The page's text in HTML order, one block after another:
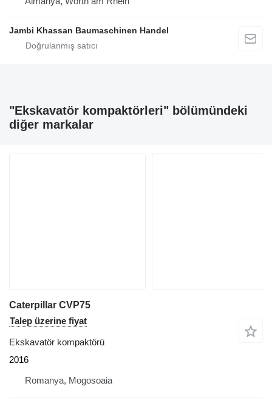
Jambi Khassan Baumaschinen Handel
"Ekskavatör kompaktörleri" bölümündeki
diğer markalar
Caterpillar CVP75
Talep üzerine fiyat
Ekskavatör kompaktörü
2016
Romanya, Mogosoaia